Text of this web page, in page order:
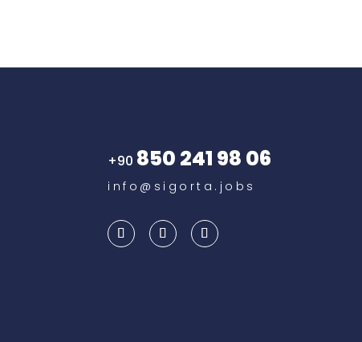
+90 850 241 98 06
info@sigorta.jobs